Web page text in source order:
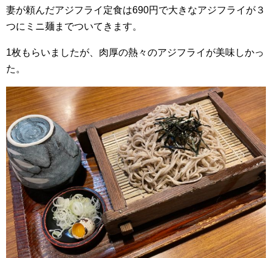
妻が頼んだアジフライ定食は690円で大きなアジフライが３
つにミニ麺までついてきます。
1枚もらいましたが、肉厚の熱々のアジフライが美味しかっ
た。